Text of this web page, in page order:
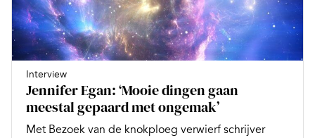
Interview
Jennifer Egan: ‘Mooie dingen gaan
meestal gepaard met ongemak’
Met Bezoek van de knokploeg verwierf schrijver